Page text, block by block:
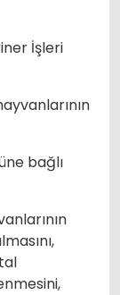
İşleri
bağlı